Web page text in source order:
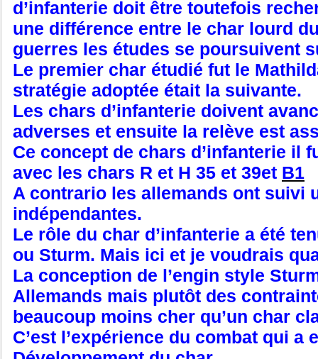
d’infanterie doit être toutefois
une différence entre le char lourd
guerres les études se poursuivent
Le premier char étudié fut le
stratégie adoptée était la suivante.
Les chars d’infanterie doivent
adverses et ensuite la relève est
Ce concept de chars d’infanterie il
avec les chars R et H 35 et 39et B1
A contrario les allemands ont suivi
indépendantes.
Le rôle du char d’infanterie a été
ou Sturm. Mais ici et je voudrais
La conception de l’engin style
Allemands mais plutôt des
beaucoup moins cher qu’un char
C’est l’expérience du combat qui